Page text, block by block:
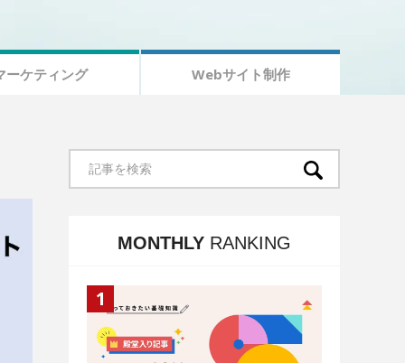
ーケティング Webサイト制作
MONTHLY RANKING